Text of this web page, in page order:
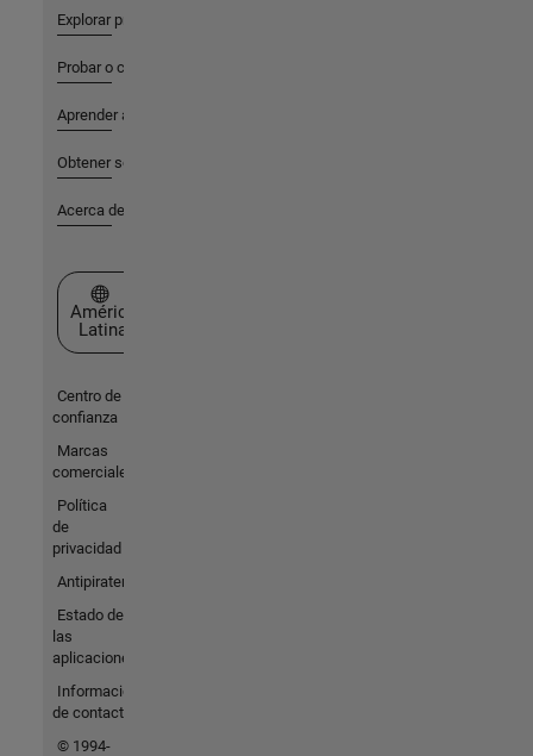
Explorar productos
Probar o comprar
Aprender a utilizar
Obtener soporte
Acerca de MathWorks
Seleccione un país/idioma
América
Latina
Centro de
confianza
Marcas
comerciales
Política
de
privacidad
Antipiratería
Estado de
las
aplicaciones
Información
de contacto
© 1994-